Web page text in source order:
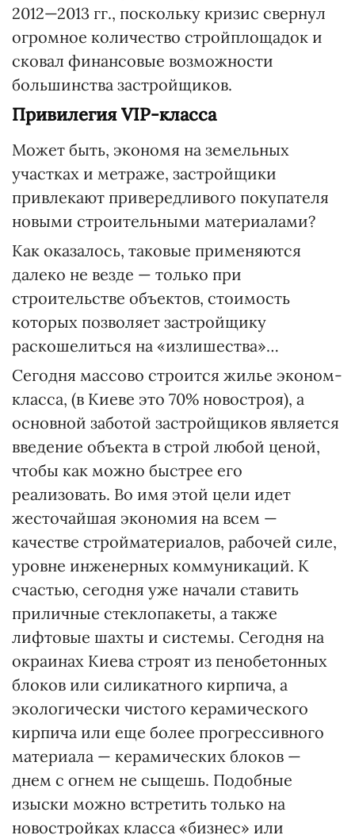
2012—2013 гг., поскольку кризис свернул
огромное количество стройплощадок и
сковал финансовые возможности
большинства застройщиков.
Привилегия VIP-класса
Может быть, экономя на земельных
участках и метраже, застройщики
привлекают привередливого покупателя
новыми строительными материалами?
Как оказалось, таковые применяются
далеко не везде — только при
строительстве объектов, стоимость
которых позволяет застройщику
раскошелиться на «излишества»…
Сегодня массово строится жилье эконом-
класса, (в Киеве это 70% новостроя), а
основной заботой застройщиков является
введение объекта в строй любой ценой,
чтобы как можно быстрее его
реализовать. Во имя этой цели идет
жесточайшая экономия на всем —
качестве стройматериалов, рабочей силе,
уровне инженерных коммуникаций. К
счастью, сегодня уже начали ставить
приличные стеклопакеты, а также
лифтовые шахты и системы. Сегодня на
окраинах Киева строят из пенобетонных
блоков или силикатного кирпича, а
экологически чистого керамического
кирпича или еще более прогрессивного
материала — керамических блоков —
днем с огнем не сыщешь. Подобные
изыски можно встретить только на
новостройках класса «бизнес» или